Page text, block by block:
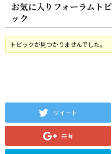
お気に入りフォーラムトピ
ック
トピックが見つかりませんでした。
ツイート
共有